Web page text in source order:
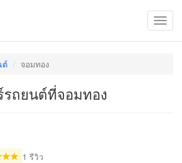
ต์ จอมทอง
ถยนต์ที่จอมทอง
1 รีวิว